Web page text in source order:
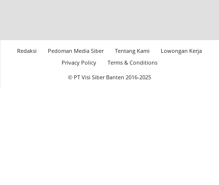
Redaksi Pedoman Media Siber Tentang Kami
Lowongan Kerja
Privacy Policy
Terms & Conditions
© PT Visi Siber Banten 2016-2025